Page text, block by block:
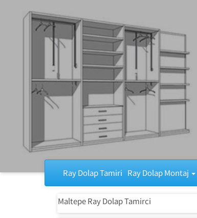
Ray Dolap Tamiri Ray Dolap Montaj
Maltepe Ray Dolap Tamirci